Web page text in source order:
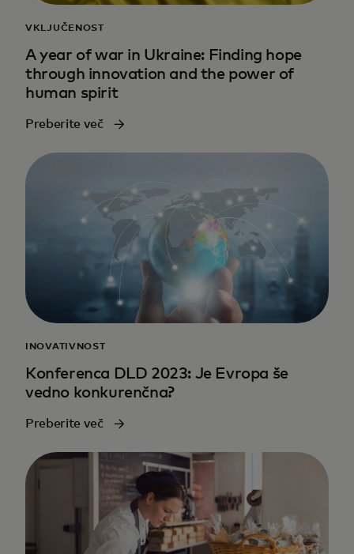
VKLJUČENOST
A year of war in Ukraine: Finding hope
through innovation and the power of
human spirit
Preberite več
INOVATIVNOST
Konferenca DLD 2023: Je Evropa še
vedno konkurenčna?
Preberite več